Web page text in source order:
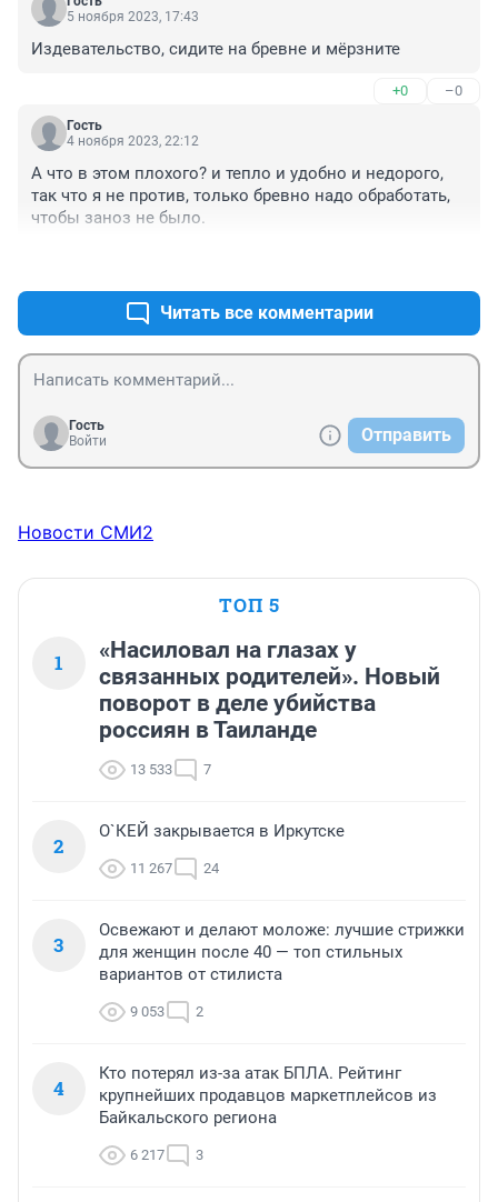
5 ноября 2023, 17:43
Издевательство, сидите на бревне и мёрзните
+0 –0
Гость
4 ноября 2023, 22:12
А что в этом плохого? и тепло и удобно и недорого,
так что я не против, только бревно надо обработать,
чтобы заноз не было.
Читать все комментарии
Гость
Войти
Отправить
Новости СМИ2
ТОП 5
1
«Насиловал на глазах у
связанных родителей». Новый
поворот в деле убийства
россиян в Таиланде
13 533 7
2
О`КЕЙ закрывается в Иркутске
11 267 24
3
Освежают и делают моложе: лучшие стрижки
для женщин после 40 — топ стильных
вариантов от стилиста
9 053 2
4
Кто потерял из-за атак БПЛА. Рейтинг
крупнейших продавцов маркетплейсов из
Байкальского региона
6 217 3